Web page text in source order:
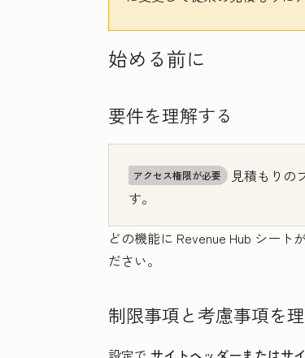
始める前に
要件を理解する
アクセス権限が必要 見積もりの
す。
どの機能に Revenue Hub シート
ださい。
制限事項と考慮事項を